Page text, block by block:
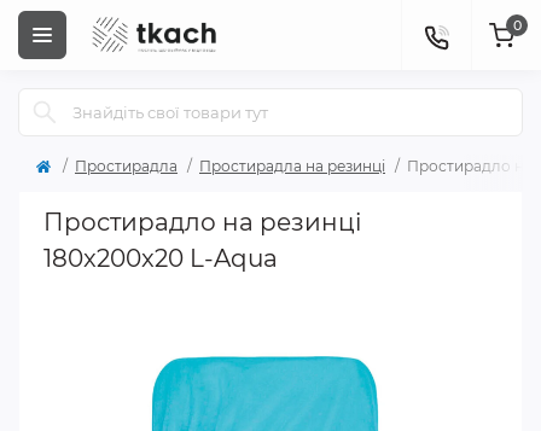
0
Простирадла Простирадла на резинці Простирадло на
Простирадло на резинці
180x200x20 L-Aqua